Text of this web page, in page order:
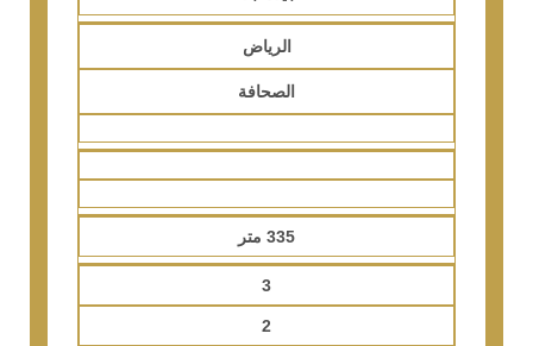
الرياض
الصحافة
335 متر
3
2